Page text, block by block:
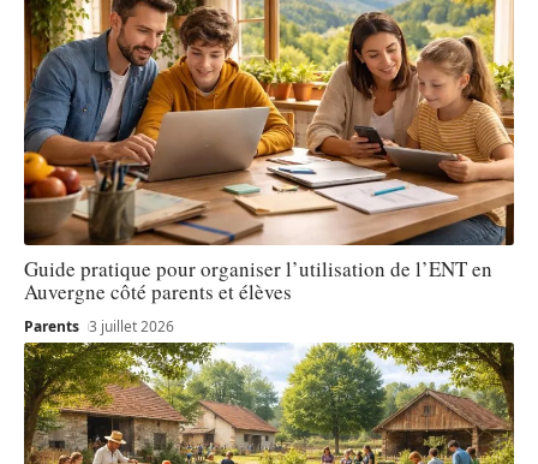
Guide pratique pour organiser l’utilisation de l’ENT en
Auvergne côté parents et élèves
Parents 3 juillet 2026